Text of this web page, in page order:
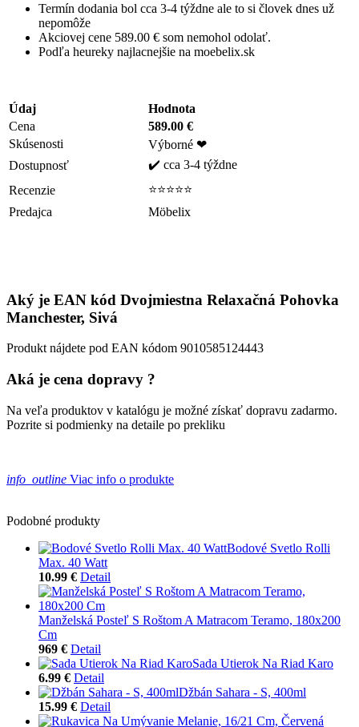
Termín dodania bol cca 3-4 týždne ale to si človek dnes už
nepomôže
Akciovej cene 589.00 € som nemohol odolať.
Podľa heureky najlacnejšie na moebelix.sk
Údaj
Hodnota
Cena
589.00 €
Skúsenosti
Výborné ❤
Dostupnosť
✔️ cca 3-4 týždne
Recenzie
⭐⭐⭐⭐⭐
Predajca
Möbelix
Aký je EAN kód Dvojmiestna Relaxačná Pohovka
Manchester, Sivá
Produkt nájdete pod EAN kódom 9010585124443
Aká je cena dopravy ?
Na veľa produktov v katalógu je možné získať dopravu zadarmo.
Pozrite si podmienky na detaile po prekliku
info_outline Viac info o produkte
Podobné produkty
Bodové Svetlo Rolli
Max. 40 Watt
10.99 € Detail
Manželská Posteľ S Roštom A Matracom Teramo, 180x200
Cm
969 € Detail
Sada Utierok Na Riad Karo
6.99 € Detail
Džbán Sahara - S, 400ml
15.99 € Detail